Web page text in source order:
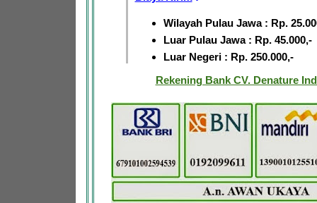
Wilayah Pulau Jawa : Rp.
Luar Pulau Jawa : Rp. 45.000,-
Luar Negeri : Rp. 250.000,-
Rekening Bank CV. Denature